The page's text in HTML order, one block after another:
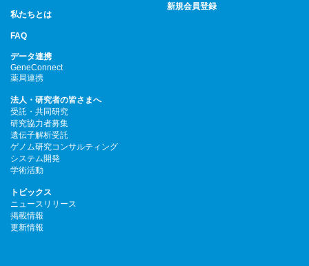
私たちとは
FAQ
データ連携
GeneConnect
薬局連携
法人・研究者の皆さまへ
受託・共同研究
研究協力者募集
遺伝子解析受託
ゲノム研究コンサルティング
システム開発
学術活動
トピックス
ニュースリリース
掲載情報
更新情報
新規会員登録